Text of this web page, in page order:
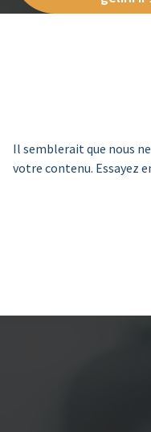
Il semblerait que nous
votre contenu. Essayez